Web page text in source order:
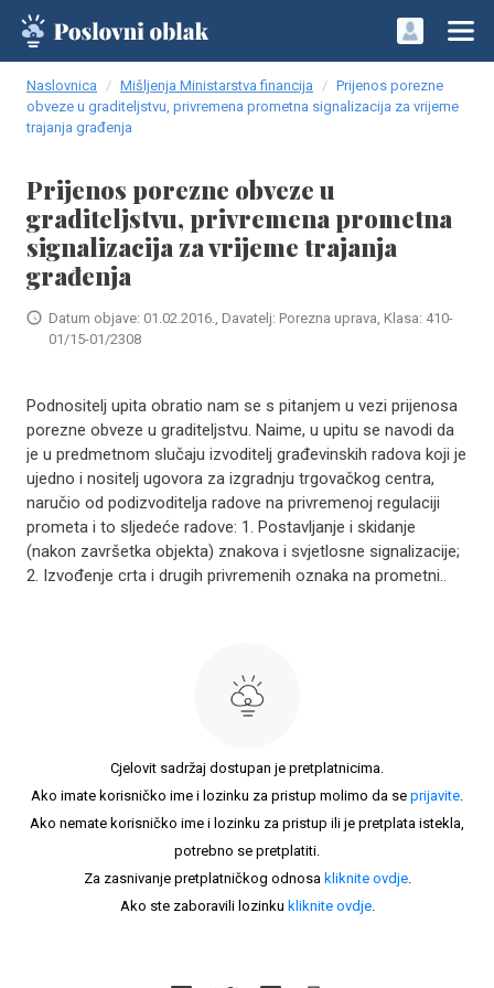
Naslovnica Mišljenja Ministarstva financija
Prijenos porezne
obveze u graditeljstvu, privremena prometna signalizacija za vrijeme
trajanja građenja
Prijenos porezne obveze u
graditeljstvu, privremena prometna
signalizacija za vrijeme trajanja
građenja
Datum objave: 01.02.2016., Davatelj: Porezna uprava, Klasa: 410-
01/15-01/2308
Podnositelj upita obratio nam se s pitanjem u vezi prijenosa
porezne obveze u graditeljstvu. Naime, u upitu se navodi da
je u predmetnom slučaju izvoditelj građevinskih radova koji je
ujedno i nositelj ugovora za izgradnju trgovačkog centra,
naručio od podizvoditelja radove na privremenoj regulaciji
prometa i to sljedeće radove: 1. Postavljanje i skidanje
(nakon završetka objekta) znakova i svjetlosne signalizacije;
2. Izvođenje crta i drugih privremenih oznaka na prometni..
Cjelovit sadržaj dostupan je pretplatnicima.
Ako imate korisničko ime i lozinku za pristup molimo da se prijavite.
Ako nemate korisničko ime i lozinku za pristup ili je pretplata istekla,
potrebno se pretplatiti.
Za zasnivanje pretplatničkog odnosa kliknite ovdje.
Ako ste zaboravili lozinku kliknite ovdje.